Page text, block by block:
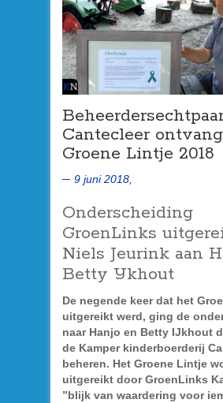
Cantecleer
Groene Lintje 2018
9 juni 2018,
Onderscheiding
GroenLinks
Niels Jeurink aan
Betty IJkhout
De negende keer dat het
uitgereikt werd, ging de
naar Hanjo en Betty IJkhout
de Kamper kinderboerderij
beheren. Het Groene Lintje
uitgereikt door GroenLinks
”blijk van waardering voor